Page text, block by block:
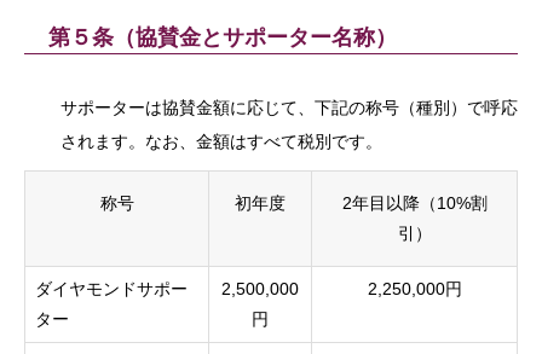
第５条（協賛金とサポーター名称）
サポーターは協賛金額に応じて、下記の称号（種別）で呼応
されます。なお、金額はすべて税別です。
称号 初年度
2年目以降（10%割
引）
ダイヤモンドサポー
ター
2,500,000
円
2,250,000円